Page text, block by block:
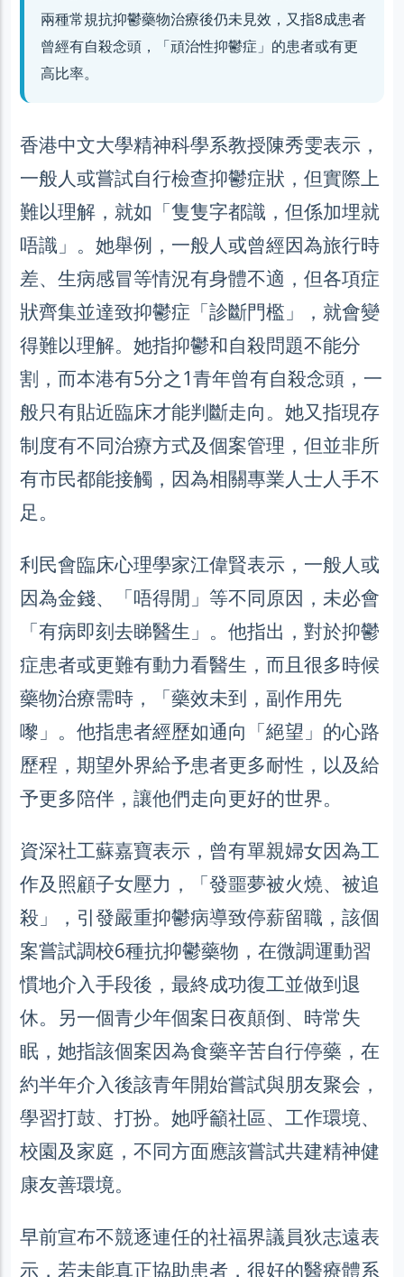
兩種常規抗抑鬱藥物治療後仍未見效，又指8成患者
曾經有自殺念頭，「頑治性抑鬱症」的患者或有更
高比率。
香港中文大學精神科學系教授陳秀雯表示，
一般人或嘗試自行檢查抑鬱症狀，但實際上
難以理解，就如「隻隻字都識，但係加埋就
唔識」。她舉例，一般人或曾經因為旅行時
差、生病感冒等情況有身體不適，但各項症
狀齊集並達致抑鬱症「診斷門檻」，就會變
得難以理解。她指抑鬱和自殺問題不能分
割，而本港有5分之1青年曾有自殺念頭，一
般只有貼近臨床才能判斷走向。她又指現存
制度有不同治療方式及個案管理，但並非所
有市民都能接觸，因為相關專業人士人手不
足。
利民會臨床心理學家江偉賢表示，一般人或
因為金錢、「唔得閒」等不同原因，未必會
「有病即刻去睇醫生」。他指出，對於抑鬱
症患者或更難有動力看醫生，而且很多時候
藥物治療需時，「藥效未到，副作用先
嚟」。他指患者經歷如通向「絕望」的心路
歷程，期望外界給予患者更多耐性，以及給
予更多陪伴，讓他們走向更好的世界。
資深社工蘇嘉寶表示，曾有單親婦女因為工
作及照顧子女壓力，「發噩夢被火燒、被追
殺」，引發嚴重抑鬱病導致停薪留職，該個
案嘗試調校6種抗抑鬱藥物，在微調運動習
慣地介入手段後，最終成功復工並做到退
休。另一個青少年個案日夜顛倒、時常失
眠，她指該個案因為食藥辛苦自行停藥，在
約半年介入後該青年開始嘗試與朋友聚会，
學習打鼓、打扮。她呼籲社區、工作環境、
校園及家庭，不同方面應該嘗試共建精神健
康友善環境。
早前宣布不競逐連任的社福界議員狄志遠表
示，若未能真正協助患者，很好的醫療體系